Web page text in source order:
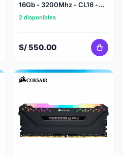
16Gb - 3200Mhz - CL16 -
Ddr4 - Black
2 disponibles
S/ 550.00